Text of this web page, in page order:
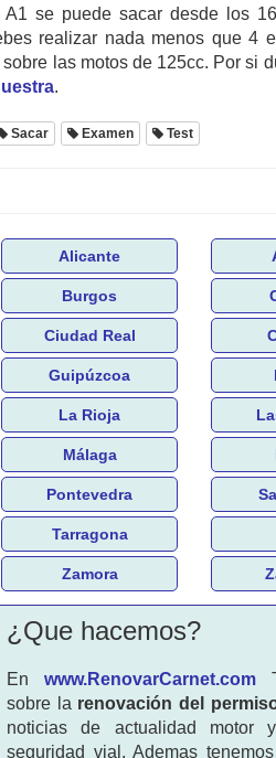
A1 se puede sacar desde los
realizar nada menos que 4
las motos de 125cc. Por si
.
Sacar Examen Test
Alicante
Burgos
Ciudad Real
Guipúzcoa
La Rioja
Málaga
Pontevedra
Tarragona
Zamora
¿Que hacemos?
En www.RenovarCarnet.com
sobre la renovación del
noticias de actualidad motor
seguridad vial. Ademas